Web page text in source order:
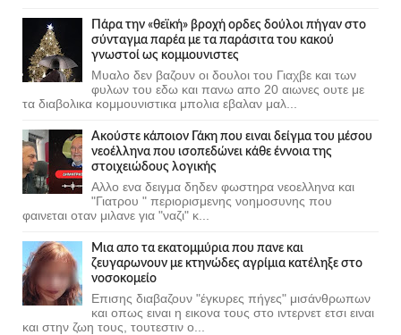
Πάρα την «θεϊκή» βροχή ορδες δούλοι πήγαν στο
σύνταγμα παρέα με τα παράσιτα του κακού
γνωστοί ως κομμουνιστες
Μυαλο δεν βαζουν οι δουλοι του Γιαχβε και των
φυλων του εδω και πανω απο 20 αιωνες ουτε με
τα διαβολικα κομμουνιστικα μπολια εβαλαν μαλ...
Ακούστε κάποιον Γάκη που ειναι δείγμα του μέσου
νεοέλληνα που ισοπεδώνει κάθε έννοια της
στοιχειώδους λογικής
Αλλο ενα δειγμα δηδεν φωστηρα νεοελληνα και
"Γιατρου " περιορισμενης νοημοσυνης που
φαινεται οταν μιλανε για "ναζι" κ...
Μια απο τα εκατομμύρια που πανε και
ζευγαρωνουν με κτηνώδες αγρίμια κατέληξε στο
νοσοκομείο
Επισης διαβαζουν "έγκυρες πήγες" μισάνθρωπων
και οπως ειναι η εικονα τους στο ιντερνετ ετσι ειναι
και στην ζωη τους, τουτεστιν ο...